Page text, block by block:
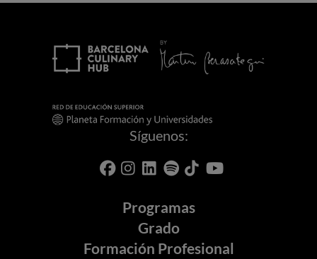
Síguenos:
Programas
Grado
Formación Profesional